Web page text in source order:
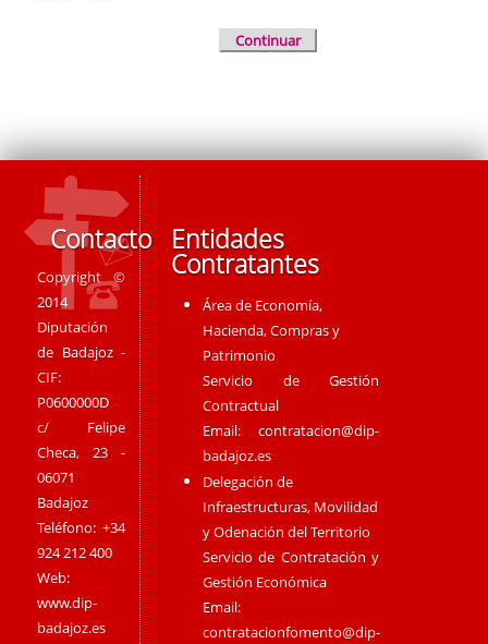
Continuar
Contacto
Copyright ©
2014
Diputación
de Badajoz -
CIF:
P0600000D
c/ Felipe
Checa, 23 -
06071
Badajoz
Teléfono: +34
924 212 400
Web:
www.dip-
badajoz.es
Entidades
Contratantes
Área de Economía,
Hacienda, Compras y
Patrimonio
Servicio de Gestión
Contractual
Email:contratacion@dip-
badajoz.es
Delegación de
Infraestructuras, Movilidad
y Odenación del Territorio
Servicio de Contratación y
Gestión Económica
Email:
contratacionfomento@dip-